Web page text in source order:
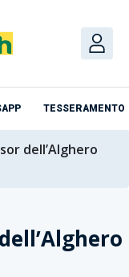
TESSERAMENTO
dell’Alghero